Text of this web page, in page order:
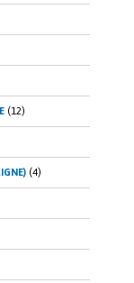
(12)
(4)